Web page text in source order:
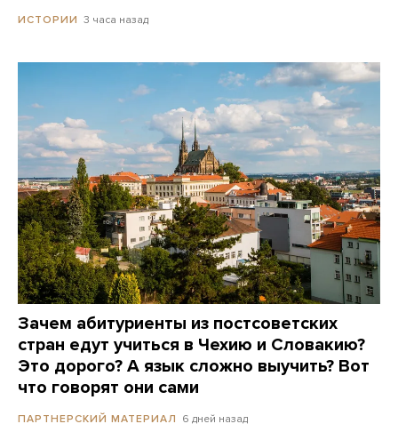
ИСТОРИИ 3 часа назад
Зачем абитуриенты из постсоветских
стран едут учиться в Чехию и Словакию?
Это дорого? А язык сложно выучить? Вот
что говорят они сами
ПАРТНЕРСКИЙ МАТЕРИАЛ 6 дней назад